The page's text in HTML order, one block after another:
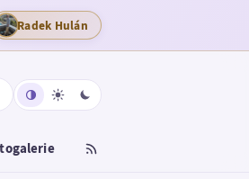
Radek Hulán